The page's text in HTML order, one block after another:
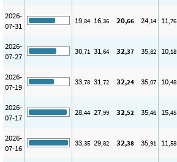
2026-
07-31
19,84 16,36 20,66 24,14 11,76
2026-
07-27
30,71 31,64 32,37 35,82 10,18
2026-
07-19
33,78 31,72 32,24 35,07 10,48
2026-
07-17
28,44 27,99 32,52 35,46 15,45
2026-
07-16
33,35 29,82 32,38 35,91 11,58